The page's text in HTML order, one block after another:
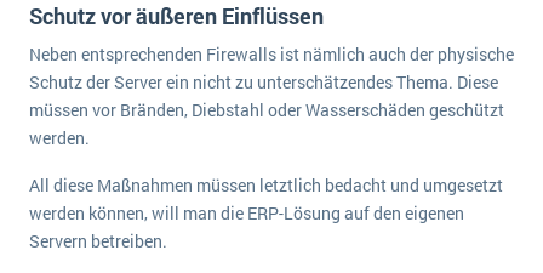
Schutz vor äußeren Einflüssen
Neben entsprechenden Firewalls ist nämlich auch der physische
Schutz der Server ein nicht zu unterschätzendes Thema. Diese
müssen vor Bränden, Diebstahl oder Wasserschäden geschützt
werden.
All diese Maßnahmen müssen letztlich bedacht und umgesetzt
werden können, will man die ERP-Lösung auf den eigenen
Servern betreiben.